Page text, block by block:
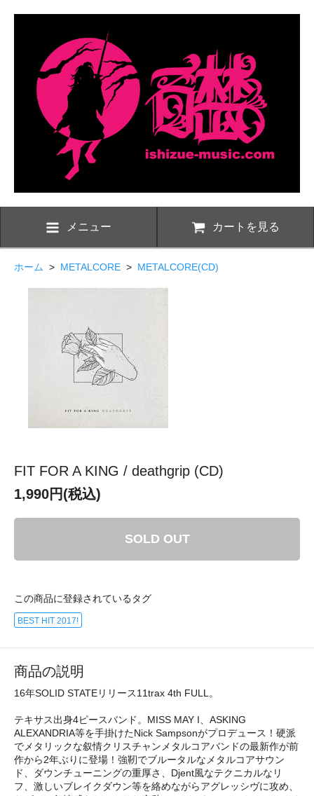
メニュー カートを見る
ホーム > METALCORE > METALCORE(CD)
FIT FOR A KING / deathgrip (CD)
1,990円(税込)
SOLD OUT
この商品に登録されているタグ
BEST HIT 2017!
商品の説明
16年SOLID STATEリリース11trax 4th FULL。
テキサス出身4ピースバンド。MISS MAY I、ASKING
ALEXANDRIA等を手掛けたNick Sampsonがプロデュース！硬派
でメタリックな叙情クリスチャンメタルコアバンドの最新作が前
作から2年ぶりに登場！強靭でブルータルなメタルコアサウン
ド、ダウンチューニングの重厚さ、Djent風なテクニカルなリ
フ、激しいブレイクダウン等を絡めながらアグレッシヴに攻め、